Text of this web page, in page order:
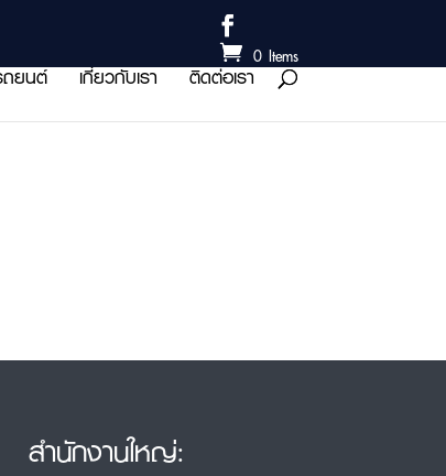
0 Items
ถยนต์ เกี่ยวกับเรา ติดต่อเรา
สำนักงานใหญ่: